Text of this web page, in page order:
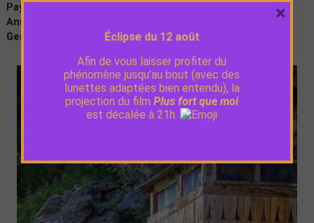
Pays :
Année de production :
Genre :
DocumentaireÉclipse du 12 août
Afin de vous laisser profiter du
phénomène jusqu’au bout (avec des
lunettes adaptées bien entendu), la
projection du film Plus fort que moi
est décalée à 21h.
×